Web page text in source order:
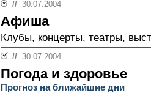
// 30.07.2004
Афиша
Клубы, концерты, театры,
// 30.07.2004
Погода и здоровье
Прогноз на ближайшие дни